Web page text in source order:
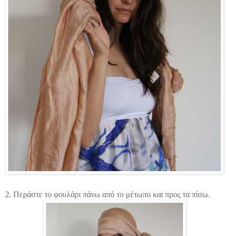
2. Περάστε το φουλάρι πάνω από το μέτωπο και προς τα πίσω.